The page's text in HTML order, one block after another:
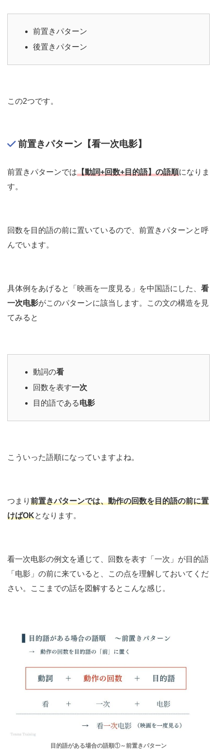
前置きパターン
後置きパターン
この2つです。
前置きパターン【看一次电影】
前置きパターンでは【動詞+回数+目的語】の語順になりま
す。
回数を目的語の前に置いているので、前置きパターンと呼
んでいます。
具体例をあげると「映画を一度見る」を中国語にした、 看
一次电影がこのパターンに該当します。この文の構造を見
てみると
動詞の看
回数を表す一次
目的語である电影
こういった語順になっていますよね。
つまり 前置きパターンでは、動作の回数を目的語の前に置
けばOKとなります。
看一次电影の例文を通じて、回数を表す「一次」が目的語
「电影」の前に来ていると、この点を理解しておいてくだ
さい。ここまでの話を図解するとこんな感じ。
目的語がある場合の語順①～前置きパターン